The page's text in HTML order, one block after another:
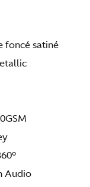
foncé satiné
Audio